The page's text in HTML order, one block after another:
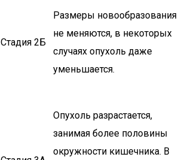
Стадия 2Б
Размеры новообразования
не меняются, в некоторых
случаях опухоль даже
уменьшается.
Опухоль разрастается,
занимая более половины
окружности кишечника. В